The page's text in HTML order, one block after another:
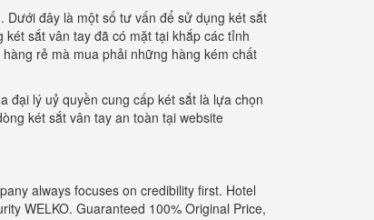
đây là một số tư vấn để sử dụng két sắt
sắt vân tay đã có mặt tại khắp các tỉnh
rẻ mà mua phải những hàng kém chất
đại lý uỷ quyền cung cấp két sắt là lựa chọn
két sắt vân tay an toàn tại website
always focuses on credibility first. Hotel
WELKO. Guaranteed 100% Original Price,